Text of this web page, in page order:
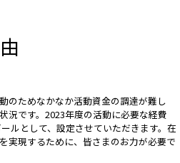
のためなかなか活動資金の調達が難し
況です。2023年度の活動に必要な経費
ルとして、設定させていただきます。在
実現するために、皆さまのお力が必要で